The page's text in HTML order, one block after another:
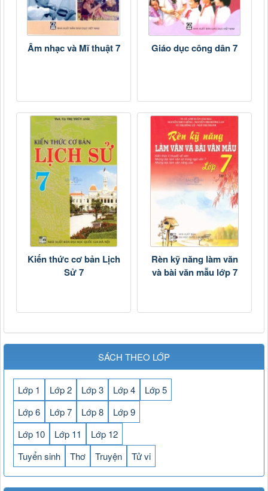
Âm nhạc và Mĩ thuật 7 Giáo dục công dân 7
Kiến thức cơ bản Lịch
Sử 7
Rèn kỹ năng làm văn
và bài văn mẫu lớp 7
SÁCH THEO LỚP
Lớp 1 Lớp 2 Lớp 3 Lớp 4
Lớp 5
Lớp 6
Lớp 7 Lớp 8
Lớp 9
Lớp 10
Lớp 11
Lớp 12
Tuyển sinh
Thơ Truyện Tử vi